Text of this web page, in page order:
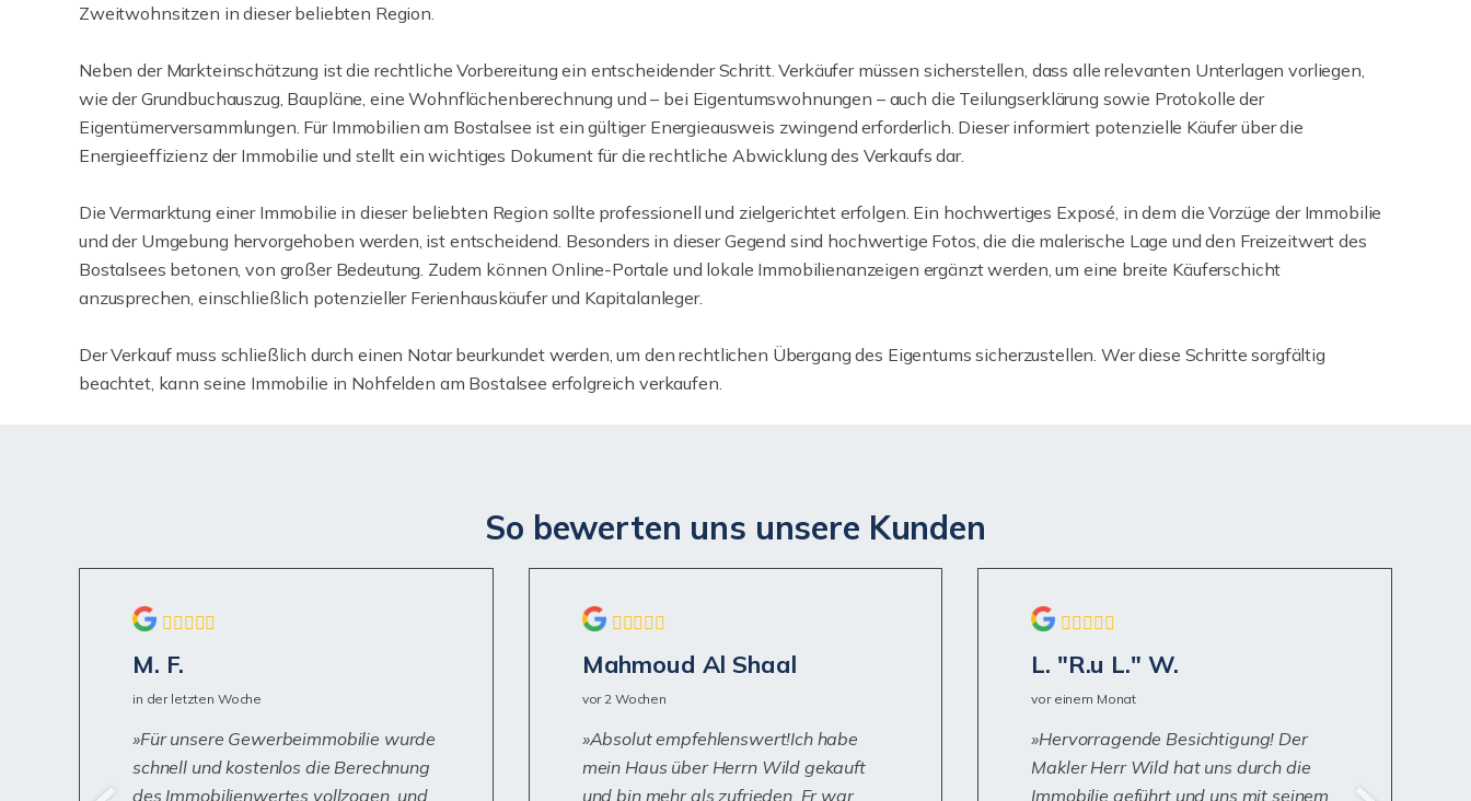
Zweitwohnsitzen in dieser beliebten Region.
Neben der Markteinschätzung ist die rechtliche Vorbereitung ein entscheidender Schritt. Verkäufer müssen sicherstellen, dass alle relevanten Unterlagen vorliegen,
wie der Grundbuchauszug, Baupläne, eine Wohnflächenberechnung und – bei Eigentumswohnungen – auch die Teilungserklärung sowie Protokolle der
Eigentümerversammlungen. Für Immobilien am Bostalsee ist ein gültiger Energieausweis zwingend erforderlich. Dieser informiert potenzielle Käufer über die
Energieeffizienz der Immobilie und stellt ein wichtiges Dokument für die rechtliche Abwicklung des Verkaufs dar.
Die Vermarktung einer Immobilie in dieser beliebten Region sollte professionell und zielgerichtet erfolgen. Ein hochwertiges Exposé, in dem die Vorzüge der Immobilie
und der Umgebung hervorgehoben werden, ist entscheidend. Besonders in dieser Gegend sind hochwertige Fotos, die die malerische Lage und den Freizeitwert des
Bostalsees betonen, von großer Bedeutung. Zudem können Online-Portale und lokale Immobilienanzeigen ergänzt werden, um eine breite Käuferschicht
anzusprechen, einschließlich potenzieller Ferienhauskäufer und Kapitalanleger.
Der Verkauf muss schließlich durch einen Notar beurkundet werden, um den rechtlichen Übergang des Eigentums sicherzustellen. Wer diese Schritte sorgfältig
beachtet, kann seine Immobilie in Nohfelden am Bostalsee erfolgreich verkaufen.
So bewerten uns unsere Kunden
M. F.
in der letzten Woche
Für unsere Gewerbeimmobilie wurde
schnell und kostenlos die Berechnung
des Immobilienwertes vollzogen, und
Mahmoud Al Shaal
vor 2 Wochen
Absolut empfehlenswert!Ich habe
mein Haus über Herrn Wild gekauft
und bin mehr als zufrieden. Er war
L. "R.u L." W.
vor einem Monat
Hervorragende Besichtigung! Der
Makler Herr Wild hat uns durch die
Immobilie geführt und uns mit seinem